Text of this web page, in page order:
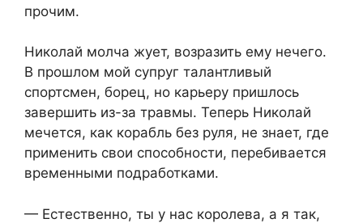
прочим.
Николай молча жует, возразить ему нечего.
В прошлом мой супруг талантливый
спортсмен, борец, но карьеру пришлось
завершить из-за травмы. Теперь Николай
мечется, как корабль без руля, не знает, где
применить свои способности, перебивается
временными подработками.
— Естественно, ты у нас королева, а я так,